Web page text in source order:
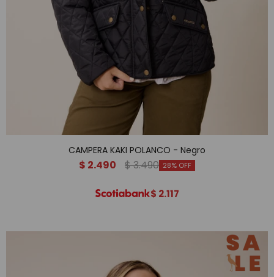
CAMPERA KAKI POLANCO - Negro
$ 2.490 $3.490 28
$ 2.117